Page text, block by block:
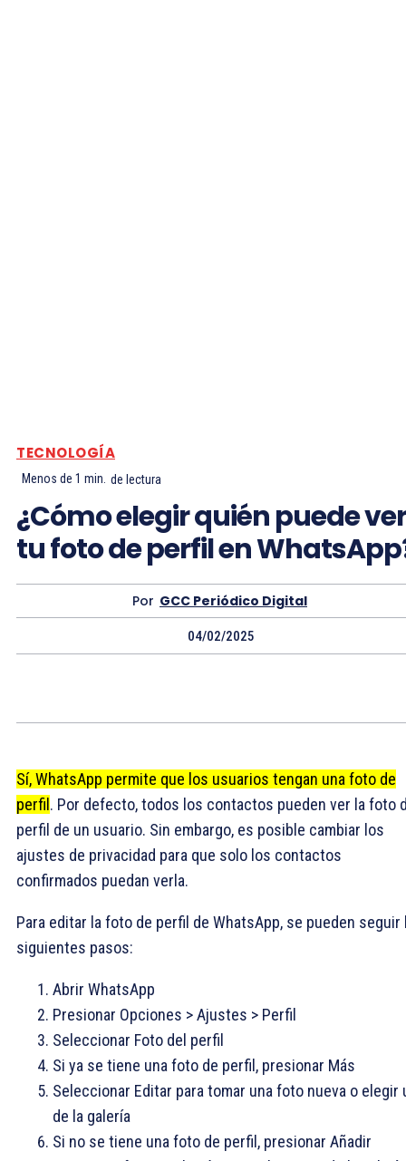
TECNOLOGÍA
Menos de 1 min. de lectura
¿Cómo elegir quién puede ver
tu foto de perfil en
Por GCC Periódico Digital
04/02/2025
Sí, WhatsApp permite que los usuarios tengan una foto de
perfil. Por defecto, todos los contactos pueden ver la foto
perfil de un usuario. Sin embargo, es posible cambiar los
ajustes de privacidad para que solo los contactos
confirmados puedan verla.
Para editar la foto de perfil de WhatsApp, se pueden seguir
siguientes pasos:
Abrir WhatsApp
Presionar Opciones > Ajustes > Perfil
Seleccionar Foto del perfil
Si ya se tiene una foto de perfil, presionar Más
Seleccionar Editar para tomar una foto nueva o elegir
de la galería
Si no se tiene una foto de perfil, presionar Añadir